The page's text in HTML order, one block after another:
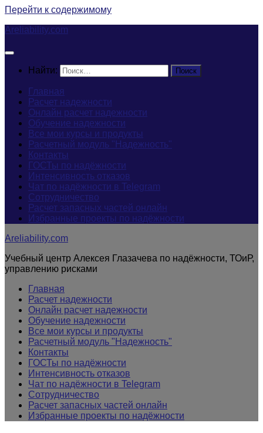
Перейти к содержимому
Areliability.com
Найти:
Главная
Расчет надежности
Онлайн расчет надежности
Обучение надежности
Все мои курсы и продукты
Расчетный модуль "Надежность"
Контакты
ГОСТы по надёжности
Интенсивность отказов
Чат по надёжности в Telegram
Сотрудничество
Расчет запасных частей онлайн
Избранные проекты по надёжности
Areliability.com
Учебный центр Алексея Глазачева по надёжности, ТОиР,
управлению рисками
Главная
Расчет надежности
Онлайн расчет надежности
Обучение надежности
Все мои курсы и продукты
Расчетный модуль "Надежность"
Контакты
ГОСТы по надёжности
Интенсивность отказов
Чат по надёжности в Telegram
Сотрудничество
Расчет запасных частей онлайн
Избранные проекты по надёжности